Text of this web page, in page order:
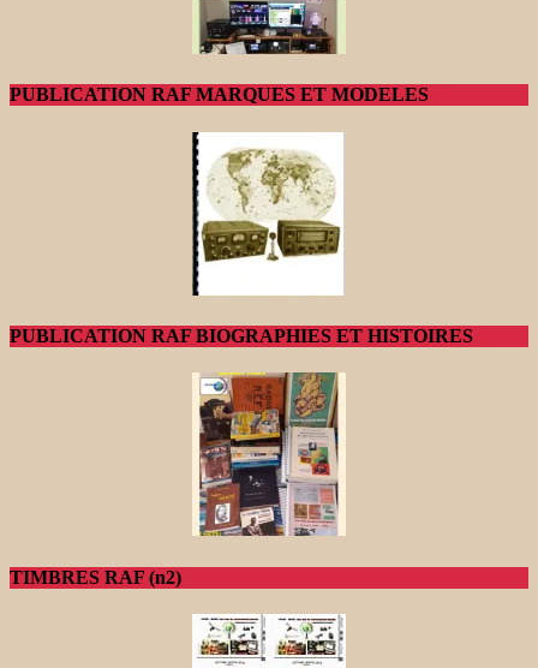
PUBLICATION RAF MARQUES ET MODELES
PUBLICATION RAF BIOGRAPHIES ET HISTOIRES
TIMBRES RAF (n2)